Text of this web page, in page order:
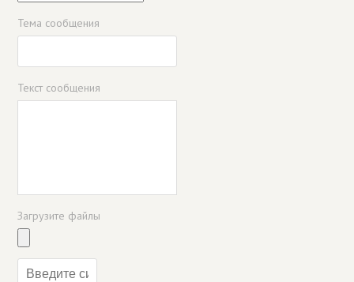
Тема сообщения
Текст сообщения
Загрузите файлы